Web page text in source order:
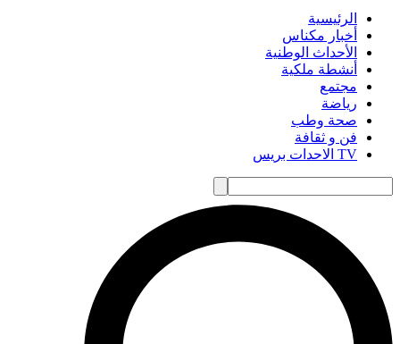
الرئيسية
أخبار مكناس
الأحداث الوطنية
أنشطة ملكية
مجتمع
رياضة
صحة وطب
فن و ثقافة
TV الاحدات بريس